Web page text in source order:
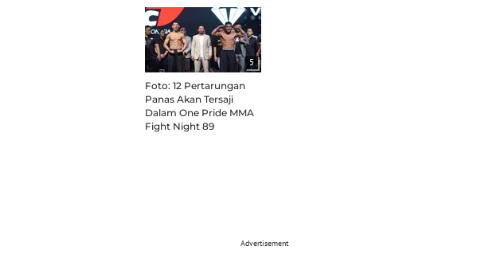
5
Foto: 12 Pertarungan
Panas Akan Tersaji
Dalam One Pride MMA
Fight Night 89
Advertisement